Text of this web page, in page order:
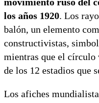
los años 1920. Los
balón, un elemento
constructivistas,
mientras que el círculo
de los 12 estadios que
Los afiches